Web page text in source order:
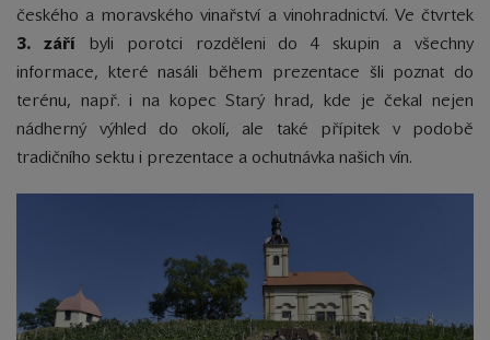
českého a moravského vinařství a vinohradnictví. Ve čtvrtek
3. záříbyli porotci rozděleni do 4 skupin a všechny
informace, které nasáli během prezentace šli poznat do
terénu, např. i na kopec Starý hrad, kde je čekal nejen
nádherný výhled do okolí, ale také přípitek v podobě
tradičního sektu i prezentace a ochutnávka našich vín.